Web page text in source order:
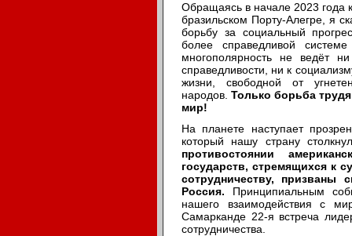
Обращаясь в начале 2023
бразильском Порту-Алегре, я
борьбу за социальный
более справедливой
многополярность не ведёт
справедливости, ни к
жизни, свободной от
народов.Только борьба
мир!
На планете наступает
который нашу страну
противостоянии
государств, стремящихся к
сотрудничеству,
Россия. Принципиальным
нашего взаимодействия с
Самарканде 22-я встреча
сотрудничества.